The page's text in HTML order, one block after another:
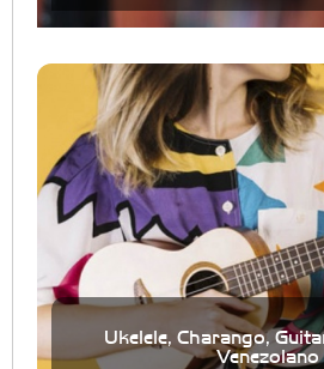
Ukelele, Charango,
Venezolano